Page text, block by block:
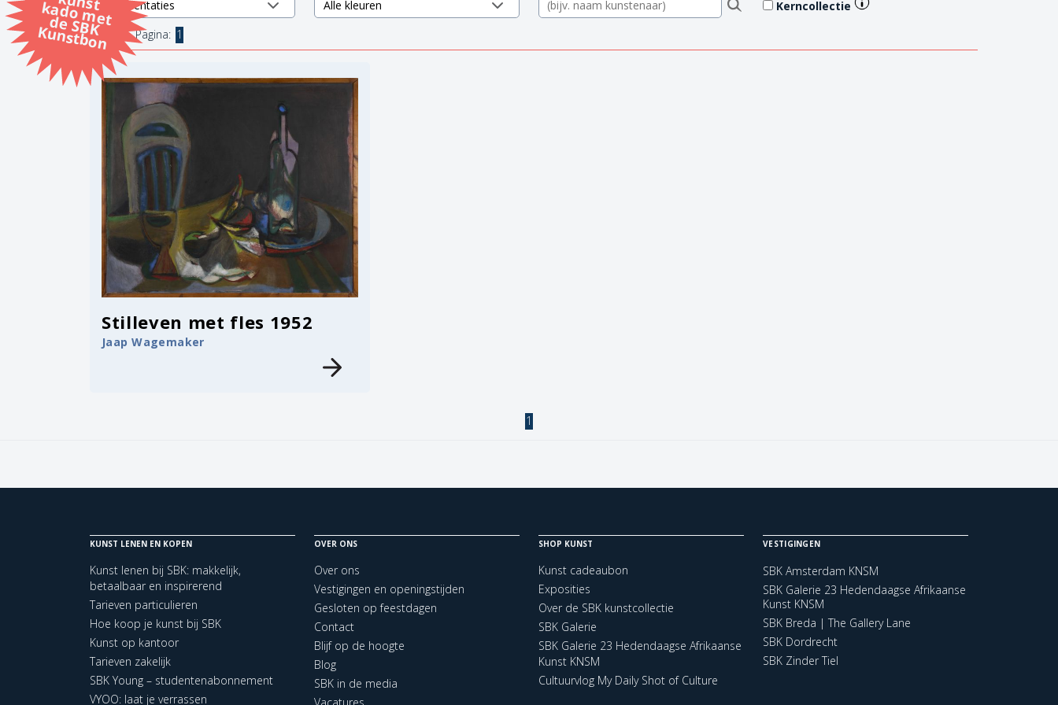
k
d
K
Kerncollectie
1 items. Pagina: 1
Stilleven met fles 1952
Jaap Wagemaker
1
KUNST LENEN EN KOPEN
Kunst lenen bij SBK: makkelijk,
betaalbaar en inspirerend
Tarieven particulieren
Hoe koop je kunst bij SBK
Kunst op kantoor
Tarieven zakelijk
SBK Young – studentenabonnement
VYOO: laat je verrassen
OVER ONS
Over ons
Vestigingen en openingstijden
Gesloten op feestdagen
Contact
Blijf op de hoogte
Blog
SBK in de media
SHOP KUNST
Kunst cadeaubon
Exposities
Over de SBK kunstcollectie
SBK Galerie
SBK Galerie 23 Hedendaagse Afrikaanse
Kunst KNSM
Cultuurvlog My Daily Shot of Culture
VESTIGINGEN
SBK Amsterdam KNSM
SBK Galerie 23 Hedendaagse Afrikaanse
Kunst KNSM
SBK Breda | The Gallery Lane
SBK Dordrecht
SBK Zinder Tiel